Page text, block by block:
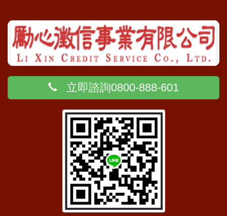
立即諮詢0800-888-601